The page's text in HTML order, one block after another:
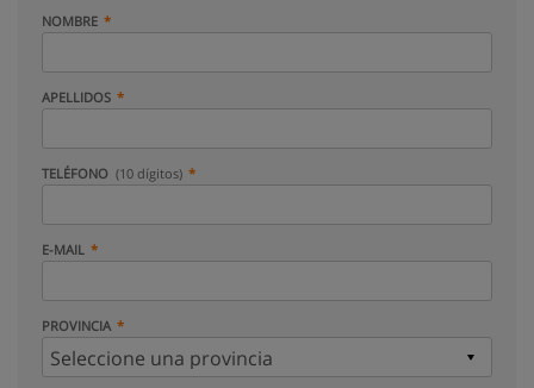
NOMBRE
APELLIDOS
TELÉFONO (10 dígitos)
E-MAIL
PROVINCIA